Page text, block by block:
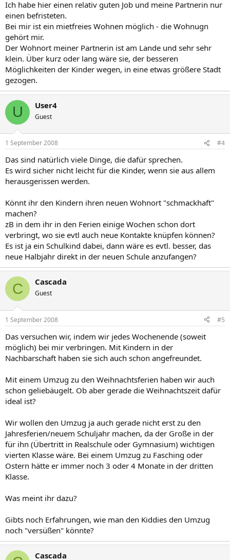
Ich habe hier einen relativ guten Job und meine Partnerin nur
einen befristeten.
Bei mir ist ein mietfreies Wohnen möglich - die Wohnugn
gehört mir.
Der Wohnort meiner Partnerin ist am Lande und sehr sehr
klein. Über kurz oder lang wäre sie, der besseren
Möglichkeiten der Kinder wegen, in eine etwas größere Stadt
gezogen.
U User4
Guest
1 September 2008 #4
Das sind natürlich viele Dinge, die dafür sprechen.
Es wird sicher nicht leicht für die Kinder, wenn sie aus allem
herausgerissen werden.
Könnt ihr den Kindern ihren neuen Wohnort "schmackhaft"
machen?
zB in dem ihr in den Ferien einige Wochen schon dort
verbringt, wo sie evtl auch neue Kontakte knüpfen können?
Es ist ja ein Schulkind dabei, dann wäre es evtl. besser, das
neue Halbjahr direkt in der neuen Schule anzufangen?
C Cascada
Guest
1 September 2008 #5
Das versuchen wir, indem wir jedes Wochenende (soweit
möglich) bei mir verbringen. Mit Kindern in der
Nachbarschaft haben sie sich auch schon angefreundet.
Mit einem Umzug zu den Weihnachtsferien haben wir auch
schon geliebäugelt. Ob aber gerade die Weihnachtszeit dafür
ideal ist?
Wir wollen den Umzug ja auch gerade nicht erst zu den
Jahresferien/neuem Schuljahr machen, da der Große in der
für ihn (Übertritt in Realschule oder Gymnasium) wichtigen
vierten Klasse wäre. Bei einem Umzug zu Fasching oder
Ostern hätte er immer noch 3 oder 4 Monate in der dritten
Klasse.
Was meint ihr dazu?
Gibts noch Erfahrungen, wie man den Kiddies den Umzug
noch "versüßen" könnte?
Cascada